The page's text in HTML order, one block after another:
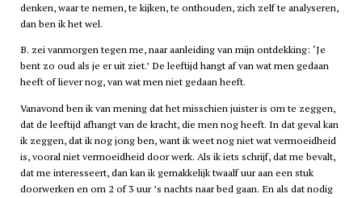
denken, waar te nemen, te kijken, te onthouden, zich zelf te analyseren,
dan ben ik het wel.
B. zei vanmorgen tegen me, naar aanleiding van mijn ontdekking: ‘Je
bent zo oud als je er uit ziet.’ De leeftijd hangt af van wat men gedaan
heeft of liever nog, van wat men niet gedaan heeft.
Vanavond ben ik van mening dat het misschien juister is om te zeggen,
dat de leeftijd afhangt van de kracht, die men nog heeft. In dat geval kan
ik zeggen, dat ik nog jong ben, want ik weet nog niet wat vermoeidheid
is, vooral niet vermoeidheid door werk. Als ik iets schrijf, dat me bevalt,
dat me interesseert, dan kan ik gemakkelijk twaalf uur aan een stuk
doorwerken en om 2 of 3 uur ’s nachts naar bed gaan. En als dat nodig